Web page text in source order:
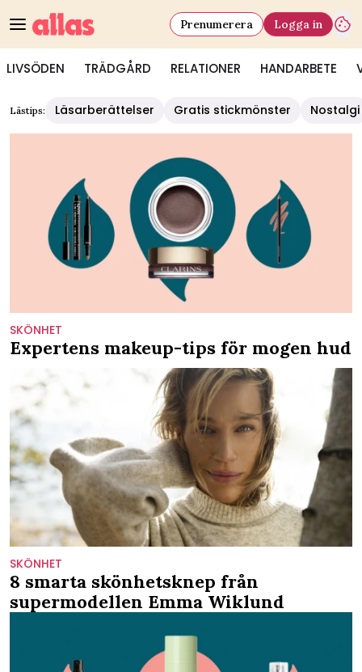
LIVSÖDEN TRÄDGÅRD RELATIONER HANDARBETE
Prenumerera Logga in
Lästips: Läsarberättelser Gratis stickmönster Nostalgi
SKÖNHET
Expertens makeup-tips för mogen hud
SKÖNHET
8 smarta skönhetsknep från
supermodellen Emma Wiklund